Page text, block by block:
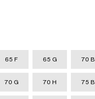
65 F 65 G 70 B
70 G 70 H 75 B